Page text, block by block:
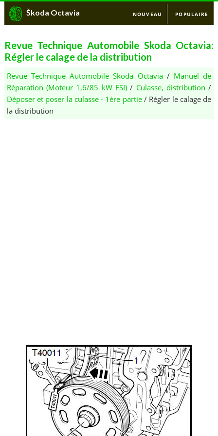
Škoda Octavia NOUVEAU POPULAIRE
Revue Technique Automobile Skoda Octavia:
Régler le calage de la distribution
Revue Technique Automobile Skoda Octavia/ Manuel de
Réparation (Moteur 1,6/85 kW FSI) / Culasse, distribution /
Déposer et poser la culasse - 1ère partie/ Régler le calage de
la distribution